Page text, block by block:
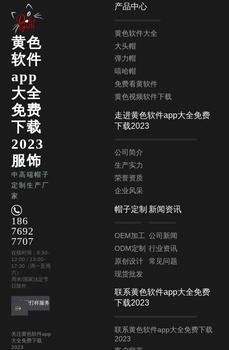
黄色
软件
app
大全
免费
下载
2023
服饰
中高端帽子
定制生产厂
家
186
7692
7707
在线时间：8:30-
12:00 / 13:00-
17:30（周一至周
六）
周末/国家法定节
日除外
申请打样服务
关注黄色软件app
大全免费下载
2023
产品中心
黄色软件大全
大头帽
弹力帽
嘻哈帽
免费看黄软件
黄色视频软件下载
走进黄色软件app大全免费
下载2023
公司简介
生产实力
荣誉资质
企业风采
帽子定制
OEM加工
ODM定制
原创设计
现货批发
新闻资讯
公司新闻
行业资讯
常见问题
联系黄色软件app大全免费
下载2023
联系黄色软件app大全免费下载
2023